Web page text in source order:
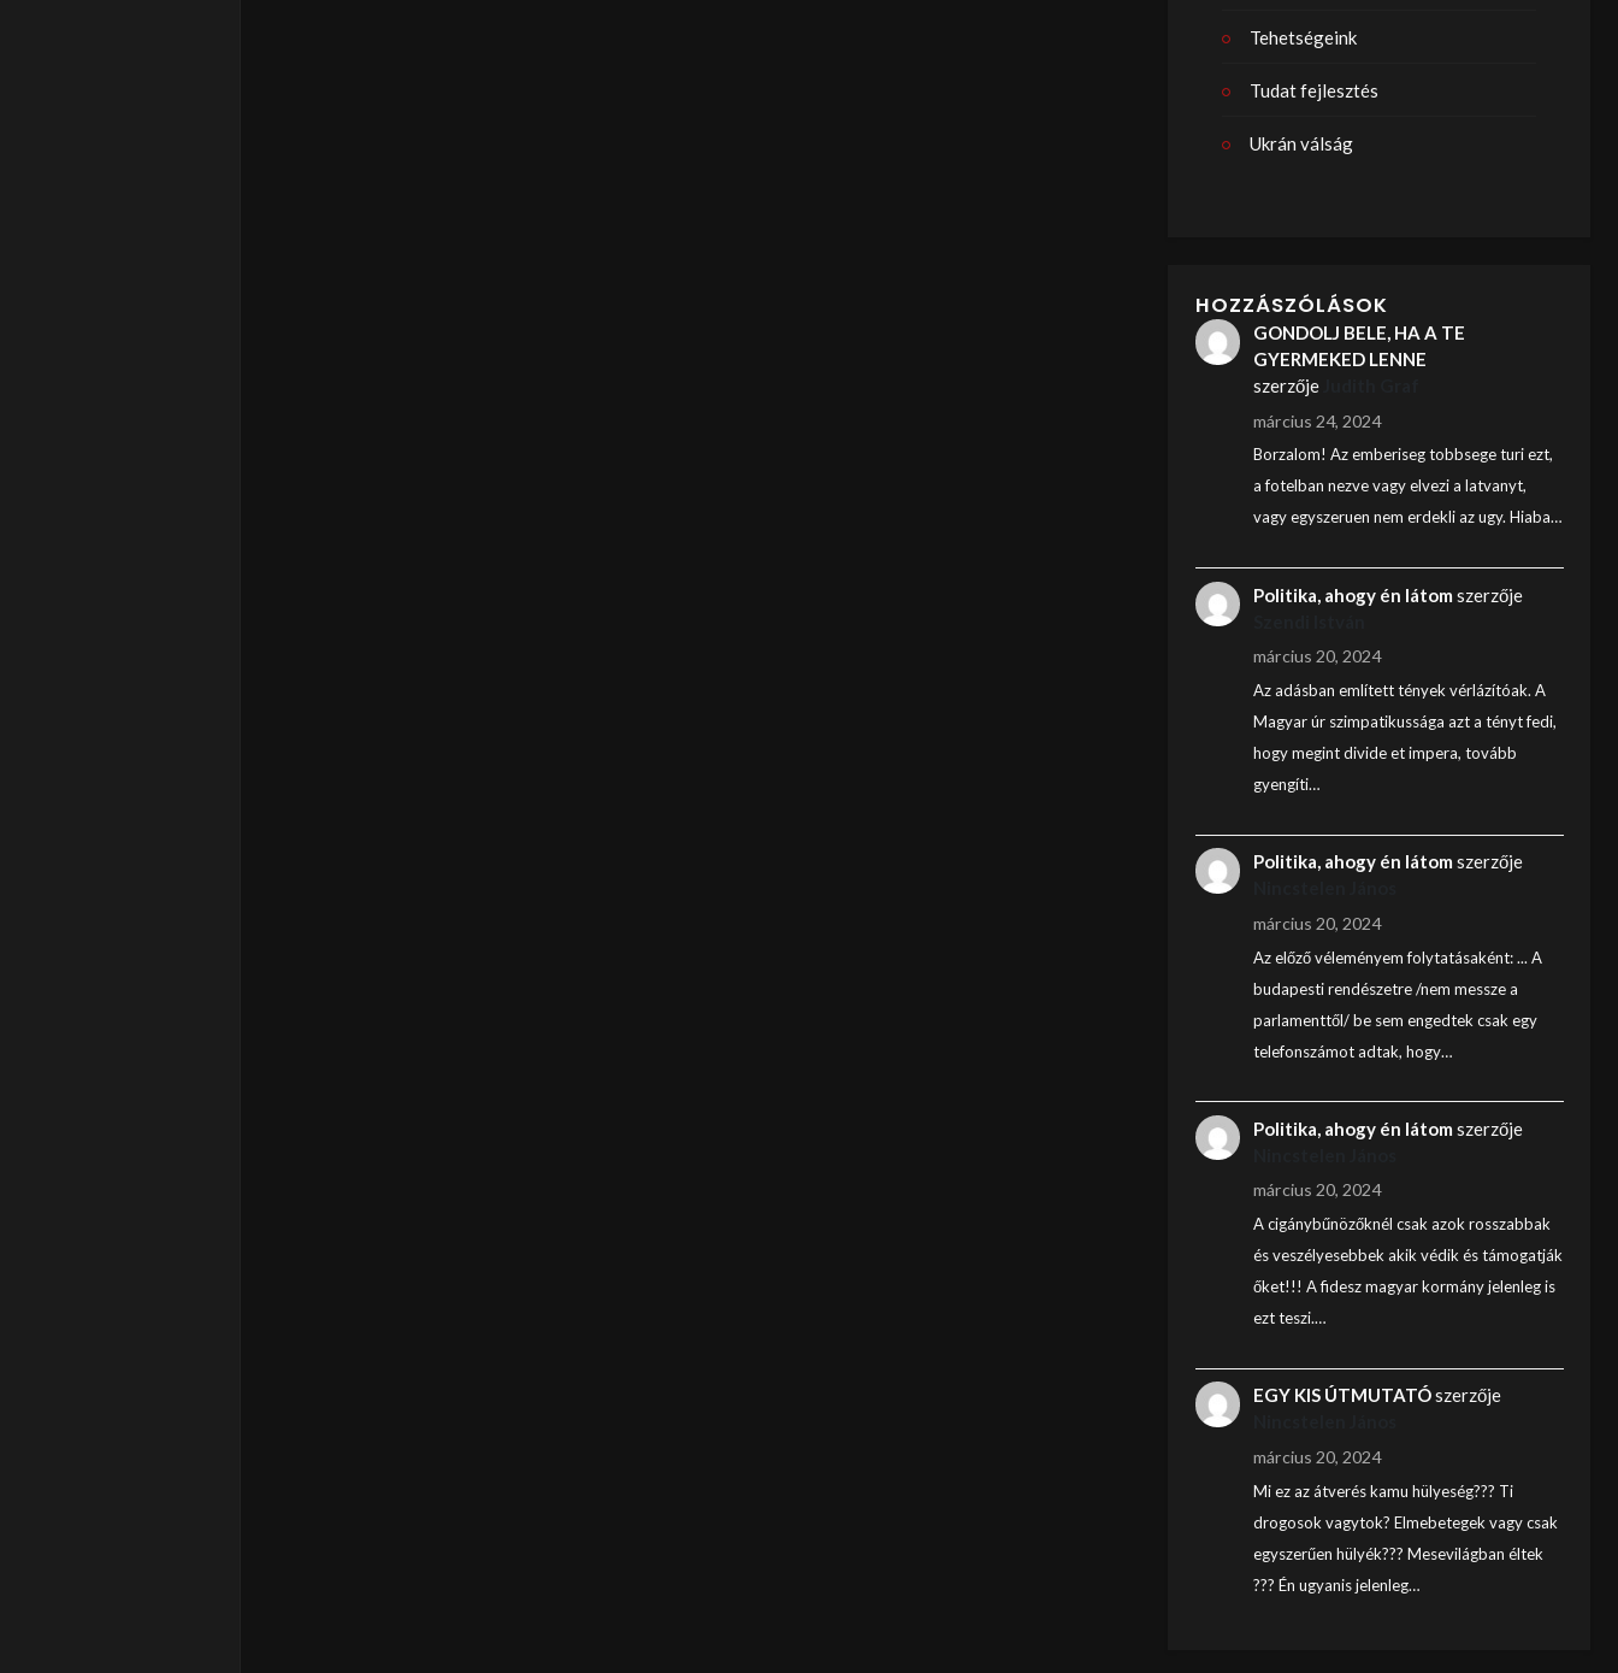
Tehetségeink
Tudat fejlesztés
Ukrán válság
HOZZÁSZÓLÁSOK
GONDOLJ BELE, HA A TE
GYERMEKED LENNE
szerzője
március 24, 2024
Borzalom! Az emberiseg tobbsege turi ezt,
a fotelban nezve vagy elvezi a latvanyt,
vagy egyszeruen nem erdekli az ugy. Hiaba…
Politika, ahogy én látom szerzője
március 20, 2024
Az adásban említett tények vérlázítóak. A
Magyar úr szimpatikussága azt a tényt fedi,
hogy megint divide et impera, tovább
gyengíti…
Politika, ahogy én látom szerzője
március 20, 2024
Az előző véleményem folytatásaként: ... A
budapesti rendészetre /nem messze a
parlamenttől/ be sem engedtek csak egy
telefonszámot adtak, hogy…
Politika, ahogy én látom szerzője
március 20, 2024
A cigánybűnözőknél csak azok rosszabbak
és veszélyesebbek akik védik és támogatják
őket!!! A fidesz magyar kormány jelenleg is
ezt teszi.…
EGY KIS ÚTMUTATÓszerzője
március 20, 2024
Mi ez az átverés kamu hülyeség??? Ti
drogosok vagytok? Elmebetegek vagy csak
egyszerűen hülyék??? Mesevilágban éltek
??? Én ugyanis jelenleg…